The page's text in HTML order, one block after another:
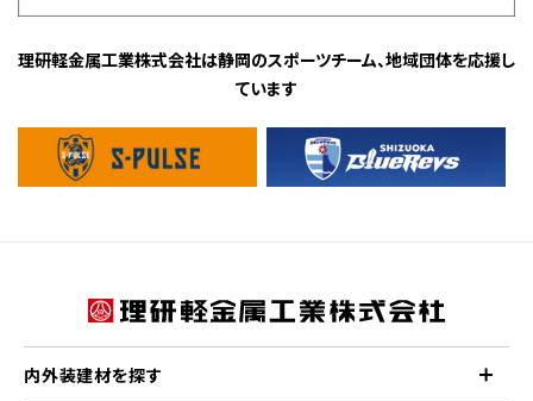
理研軽金属工業株式会社は静岡のスポーツチーム、地域団体を応援し
ています
内外装建材を探す